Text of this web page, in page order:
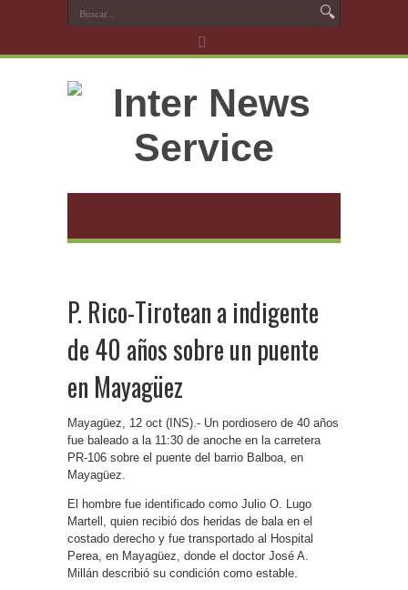
P. Rico-Tirotean a indigente
de 40 años sobre un puente
en Mayagüez
Mayagüez, 12 oct (INS).- Un pordiosero de 40 años
fue baleado a la 11:30 de anoche en la carretera
PR-106 sobre el puente del barrio Balboa, en
Mayagüez.
El hombre fue identificado como Julio O. Lugo
Martell, quien recibió dos heridas de bala en el
costado derecho y fue transportado al Hospital
Perea, en Mayagüez, donde el doctor José A.
Millán describió su condición como estable.